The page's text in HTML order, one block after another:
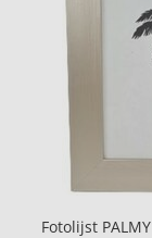
Fotolijst